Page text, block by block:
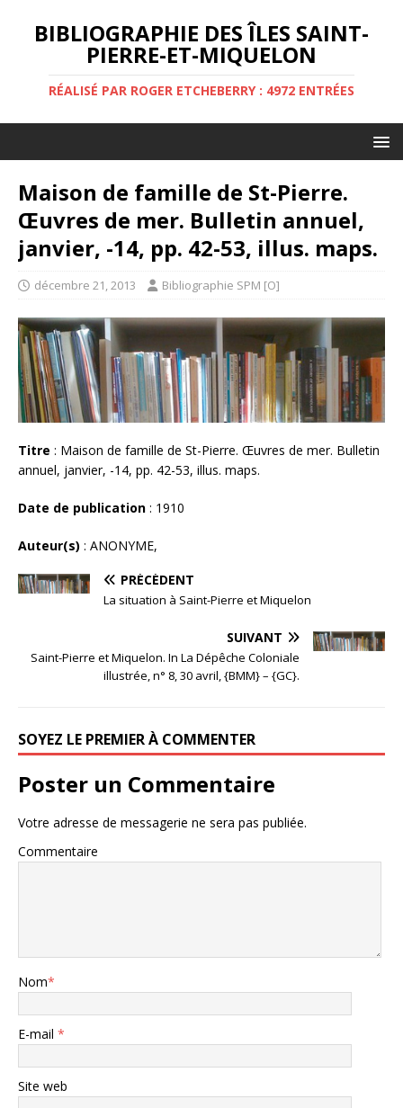
BIBLIOGRAPHIE DES ÎLES SAINT-
PIERRE-ET-MIQUELON
RÉALISÉ PAR ROGER ETCHEBERRY : 4972 ENTRÉES
Maison de famille de St-Pierre.
Œuvres de mer. Bulletin annuel,
janvier, -14, pp. 42-53, illus. maps.
décembre 21, 2013 Bibliographie SPM [O]
Titre : Maison de famille de St-Pierre. Œuvres de mer. Bulletin
annuel, janvier, -14, pp. 42-53, illus. maps.
Date de publication : 1910
Auteur(s) : ANONYME,
PRÉCÉDENT
La situation à Saint-Pierre et Miquelon
SUIVANT
Saint-Pierre et Miquelon. In La Dépêche Coloniale
illustrée, n° 8, 30 avril, {BMM} – {GC}.
SOYEZ LE PREMIER À COMMENTER
Poster un Commentaire
Votre adresse de messagerie ne sera pas publiée.
Commentaire
Nom*
E-mail *
Site web